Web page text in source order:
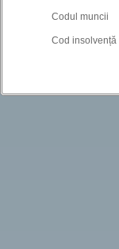
Codul muncii
Cod insolvență